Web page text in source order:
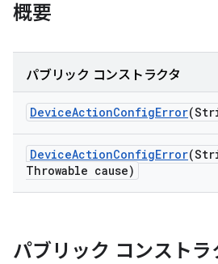
概要
パブリック コンストラクタ
DeviceActionConfigError
DeviceActionConfigError
Throwable cause)
パブリック コンストラ